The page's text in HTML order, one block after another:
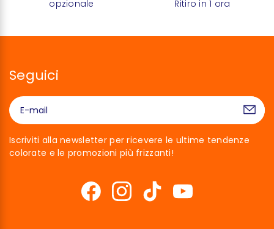
opzionale
Ritiro in 1 ora
Seguici
Iscriviti alla newsletter per ricevere le ultime tendenze
colorate e le promozioni più frizzanti!